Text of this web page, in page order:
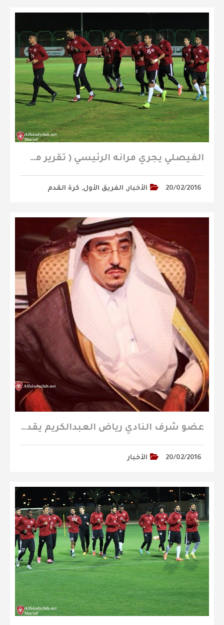
الفيصلي يجري مرانه الرئيسي ( تقرير مصور )
20/02/2016 الأخبار, الفريق الأول, كرة القدم
عضو شرف النادي رياض العبدالكريم يقدم مكافأةً مالية للاعبي شباب الفيصلي
20/02/2016 الأخبار